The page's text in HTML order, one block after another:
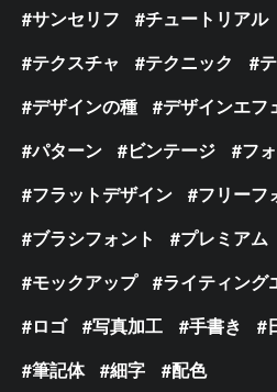
サンセリフ
チュートリアル
テクスチャ
テクニック
デザインの種
デザインエフ
パターン
ビンテージ
フ
フラットデザイン
フリーフ
ブラシフォント
プレミアム
モックアップ
ライティング
ロゴ
写真加工 手書き
筆記体
細字 配色